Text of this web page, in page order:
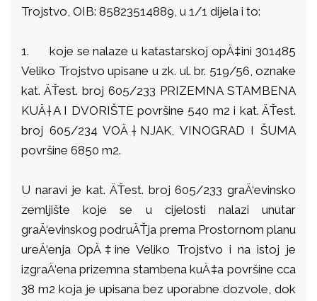
Trojstvo, OIB: 85823514889, u 1/1 dijela i to:
1. koje se nalaze u katastarskoj opÄ‡ini 301485
Veliko Trojstvo upisane u zk. ul. br. 519/56, oznake
kat. ÄŤest. broj 605/233 PRIZEMNA STAMBENA
KUÄ†A I DVORIŠTE površine 540 m2 i kat. ÄŤest.
broj 605/234 VOÄ†NJAK, VINOGRAD I ŠUMA
površine 6850 m2.
U naravi je kat. ÄŤest. broj 605/233 graÄ‘evinsko
zemljište koje se u cijelosti nalazi unutar
graÄ‘evinskog podruÄŤja prema Prostornom planu
ureÄ‘enja OpÄ‡ine Veliko Trojstvo i na istoj je
izgraÄ‘ena prizemna stambena kuÄ‡a površine cca
38 m2 koja je upisana bez uporabne dozvole, dok